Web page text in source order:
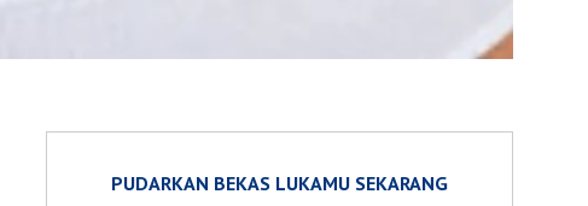
PUDARKAN BEKAS LUKAMU SEKARANG